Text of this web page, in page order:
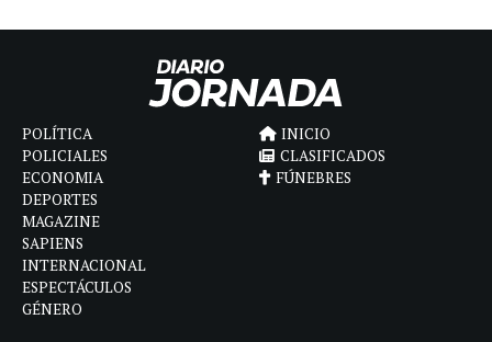
POLÍTICA
POLICIALES
ECONOMIA
DEPORTES
MAGAZINE
SAPIENS
INTERNACIONAL
ESPECTÁCULOS
GÉNERO
INICIO
CLASIFICADOS
FÚNEBRES